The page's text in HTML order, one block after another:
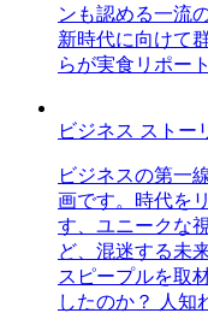
ンも認める一流
新時代に向けて
らが実食リポー
ビジネス ストー
ビジネスの第一
画です。時代を
す、ユニークな
ど、混迷する未
スピープルを取
したのか？ 人知